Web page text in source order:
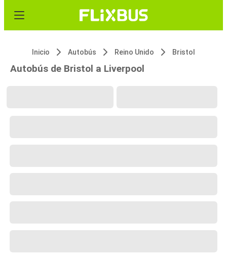
Inicio Autobús Reino Unido Bristol
Autobús de Bristol a Liverpool